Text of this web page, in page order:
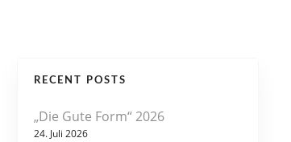
RECENT POSTS
„Die Gute Form“ 2026
24. Juli 2026